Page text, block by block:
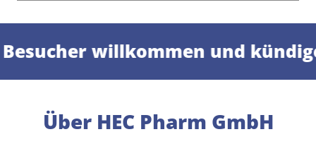
willkommen und
Über HEC Pharm GmbH